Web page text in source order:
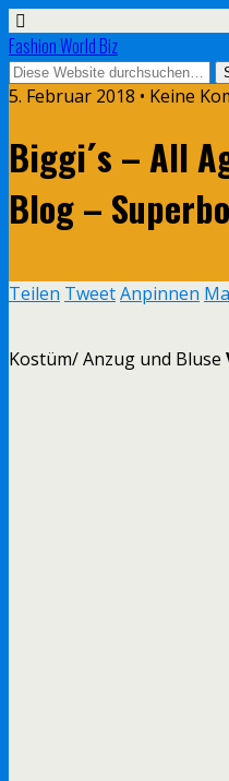
Fashion World Biz
5. Februar 2018 • Keine
Biggi´s – All
Blog –
Teilen TweetAnpinnen
Kostüm/ Anzug und Bluse